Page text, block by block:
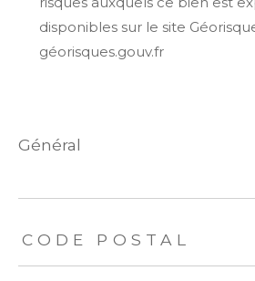
disponibles sur le site
géorisques.gouv.fr
général
TRAD_ZEPHYR_Caracteristique
CODE POSTAL